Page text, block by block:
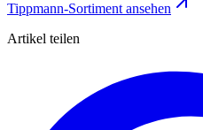
Tippmann-Sortiment ansehen
Artikel teilen